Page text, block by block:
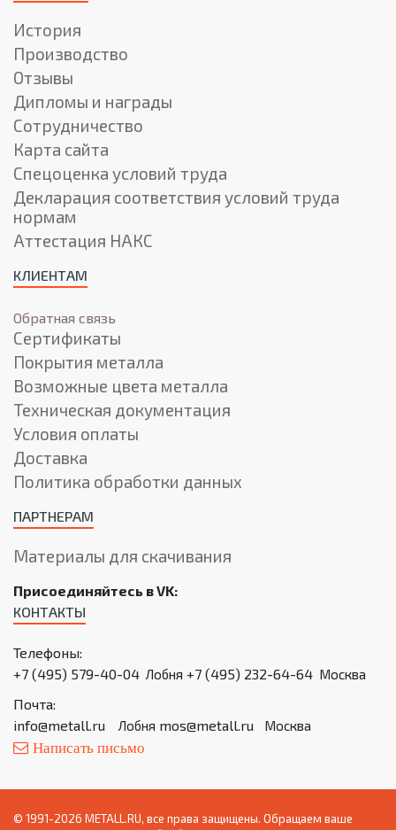
История
Производство
Отзывы
Дипломы и награды
Сотрудничество
Карта сайта
Спецоценка условий труда
Декларация соответствия условий труда
нормам
Аттестация НАКС
КЛИЕНТАМ
Обратная связь
Сертификаты
Покрытия металла
Возможные цвета металла
Техническая документация
Условия оплаты
Доставка
Политика обработки данных
ПАРТНЕРАМ
Материалы для скачивания
Присоединяйтесь в VK:
КОНТАКТЫ
Телефоны:
+7 (495) 579-40-04 Лобня +7 (495) 232-64-64 Москва
Почта:
info@metall.ru
Лобня mos@metall.ru Москва
Написать письмо
© 1991-2026 METALL.RU, все права защищены. Обращаем ваше